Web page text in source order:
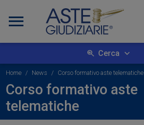
Cerca
Home News Corso formativo aste telematiche
Corso formativo aste
telematiche